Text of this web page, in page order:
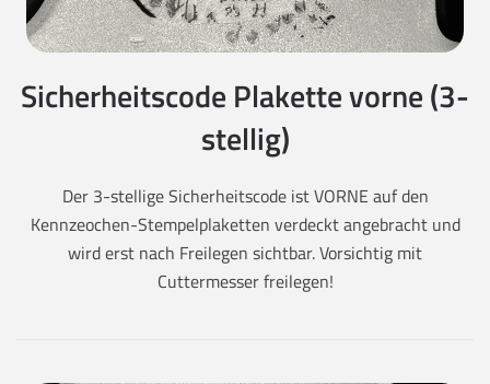
Sicherheitscode Plakette vorne (3-
stellig)
Der 3-stellige Sicherheitscode ist VORNE auf den
Kennzeochen-Stempelplaketten verdeckt angebracht und
wird erst nach Freilegen sichtbar. Vorsichtig mit
Cuttermesser freilegen!